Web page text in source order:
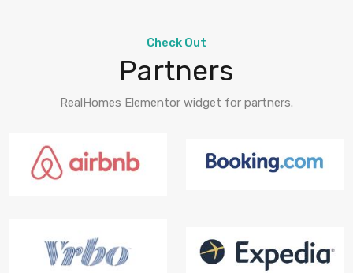
Check Out
Partners
RealHomes Elementor widget for partners.